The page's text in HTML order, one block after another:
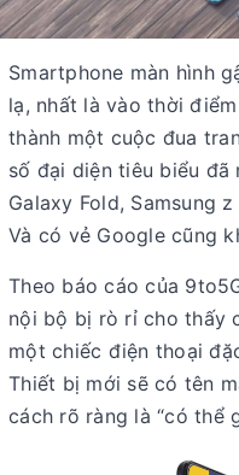
Smartphone màn hình
lạ, nhất là vào thời
thành một cuộc đua
số đại diện tiêu biểu đã
Galaxy Fold, Samsung
Và có vẻ Google cũng
Theo báo cáo của
nội bộ bị rò rỉ cho thấy
một chiếc điện thoại
Thiết bị mới sẽ có tên
cách rõ ràng là “có thể